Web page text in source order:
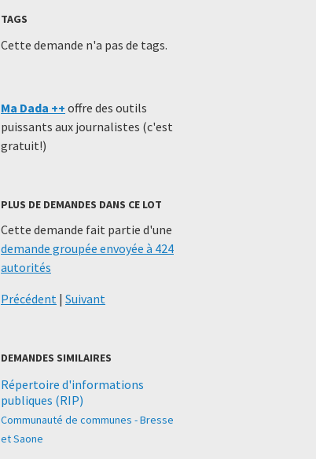
TAGS
Cette demande n'a pas de tags.
Ma Dada ++ offre des outils
puissants aux journalistes (c'est
gratuit!)
PLUS DE DEMANDES DANS CE LOT
Cette demande fait partie d'une
demande groupée envoyée à 424
autorités
Précédent | Suivant
DEMANDES SIMILAIRES
Répertoire d'informations
publiques (RIP)
Communauté de communes - Bresse
et Saone